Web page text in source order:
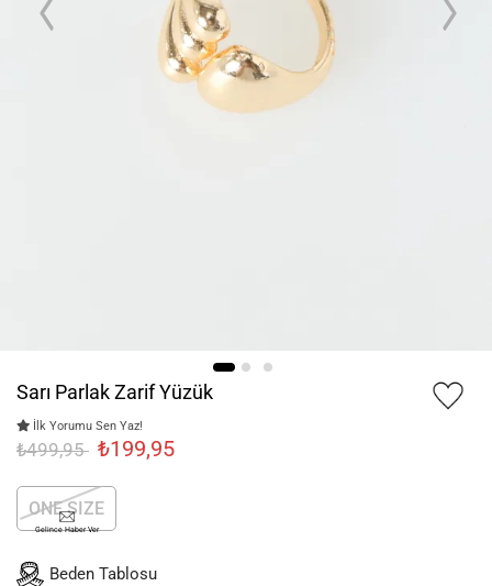
Sarı Parlak Zarif Yüzük
İlk Yorumu Sen Yaz!
₺499,95 ₺199,95
ONE SIZE
Gelince Haber Ver
Beden Tablosu